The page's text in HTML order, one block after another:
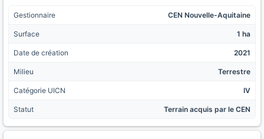
Gestionnaire CEN Nouvelle-Aquitaine
Surface 1 ha
Date de création 2021
Milieu Terrestre
Catégorie UICN IV
Statut Terrain acquis par le CEN